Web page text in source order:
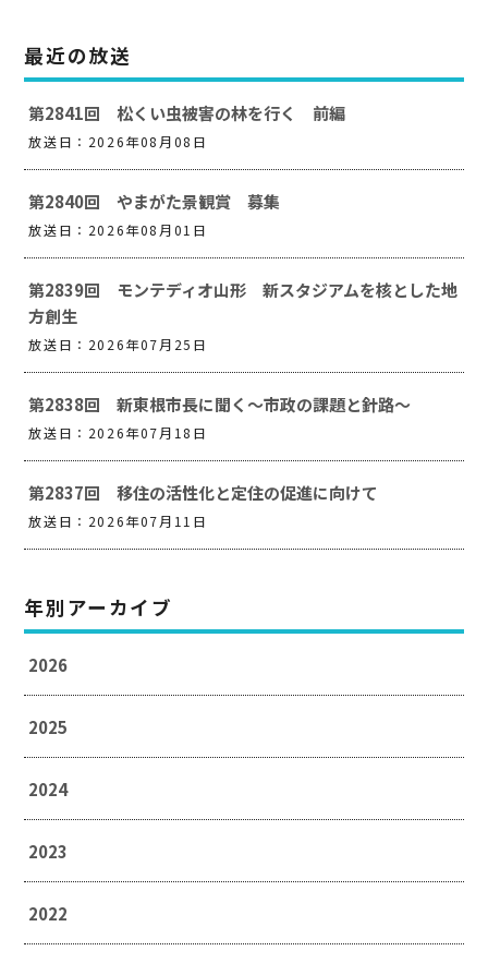
最近の放送
第2841回 松くい虫被害の林を行く 前編
放送日：2026年08月08日
第2840回 やまがた景観賞 募集
放送日：2026年08月01日
第2839回 モンテディオ山形 新スタジアムを核とした地
方創生
放送日：2026年07月25日
第2838回 新東根市長に聞く～市政の課題と針路～
放送日：2026年07月18日
第2837回 移住の活性化と定住の促進に向けて
放送日：2026年07月11日
年別アーカイブ
2026
2025
2024
2023
2022